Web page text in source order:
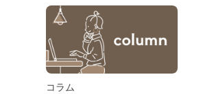
コラム